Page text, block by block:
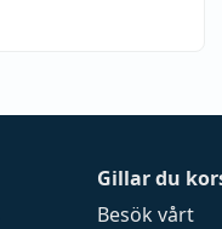
Gillar du
Besök vårt